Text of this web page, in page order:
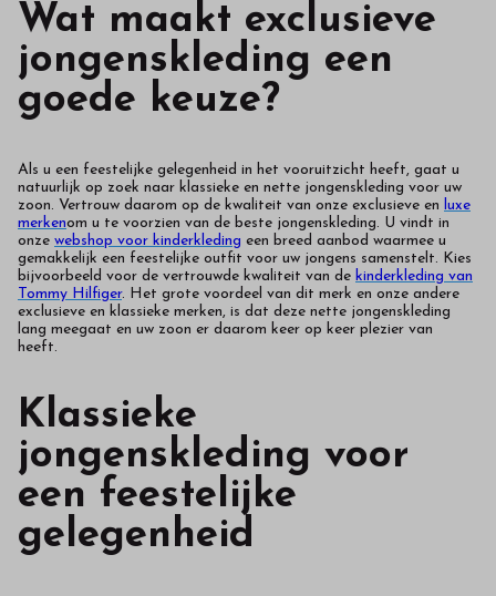
Wat maakt exclusieve
jongenskleding een
goede keuze?
Als u een feestelijke gelegenheid in het vooruitzicht heeft, gaat u
natuurlijk op zoek naar klassieke en nette jongenskleding voor uw
zoon. Vertrouw daarom op de kwaliteit van onze exclusieve en luxe
merkenom u te voorzien van de beste jongenskleding. U vindt in
onze webshop voor kinderkleding een breed aanbod waarmee u
gemakkelijk een feestelijke outfit voor uw jongens samenstelt. Kies
bijvoorbeeld voor de vertrouwde kwaliteit van de kinderkleding van
Tommy Hilfiger. Het grote voordeel van dit merk en onze andere
exclusieve en klassieke merken, is dat deze nette jongenskleding
lang meegaat en uw zoon er daarom keer op keer plezier van
heeft.
Klassieke
jongenskleding voor
een feestelijke
gelegenheid